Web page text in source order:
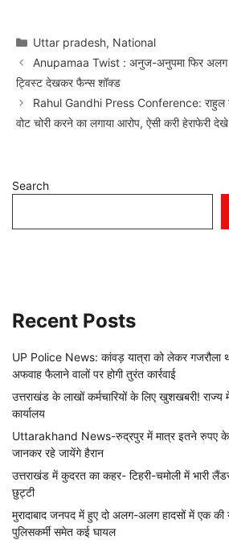
Categories
Uttar pradesh, National
Anupamaa Twist : अनुज-अनुपमा फिर अलग
ट्विस्ट देखकर फैन्स शॉक्ड
Rahul Gandhi Press Conference: राहुल
वोट चोरी करने का लगाया आरोप, ऐसी करी हेराफेरी देखे
Search
Recent Posts
UP Police News: कांवड़ यात्रा को लेकर गजरौला
अफवाह फैलाने वालों पर होगी तुरंत कार्रवाई
उत्तराखंड के लाखों कर्मचारियों के लिए खुशखबरी!
कार्यालय
Uttarakhand News-रुद्रपुर में मात्र इतने रुपए के
जानकर रहे जायेंगे हैरान
उत्तराखंड में कुदरत का कहर- टिहरी-चमोली में भारी
छुट्टी
मुरादाबाद जनपद में हुए दो अलग-अलग हादसों में एक
पुलिसकर्मी समेत कई घायल